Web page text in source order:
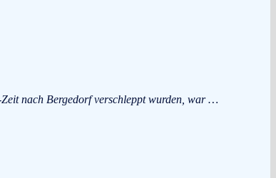
nach Bergedorf verschleppt wurden, war …